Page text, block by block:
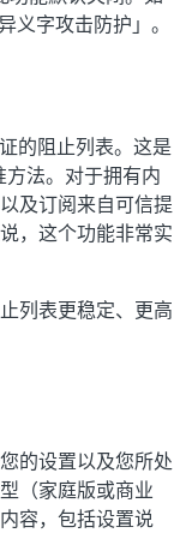
义字攻击防护」。
的阻止列表。这是
方法。对于拥有内
及订阅来自可信提
，这个功能非常实
列表更稳定、更高
的设置以及您所处
（家庭版或商业
容，包括设置说